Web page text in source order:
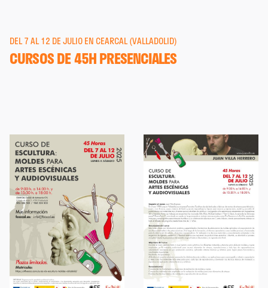
DEL 7 AL 12 DE JULIO EN CEARCAL (VALLADOLID)
CURSOS DE 45H PRESENCIALES